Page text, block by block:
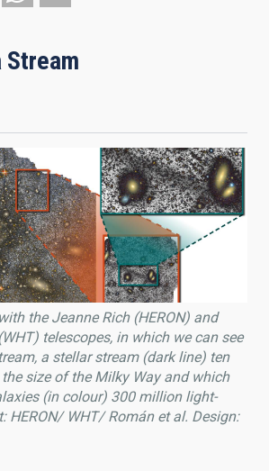
Stream
the Jeanne Rich (HERON) and
telescopes, in which we can see
a stellar stream (dark line) ten
size of the Milky Way and which
(in colour) 300 million light-
HERON/ WHT/ Román et al. Design: